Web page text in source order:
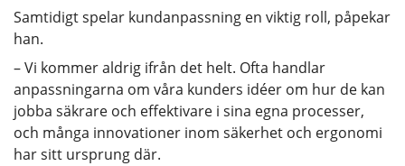
Samtidigt spelar kundanpassning en viktig roll, påpekar
han.
– Vi kommer aldrig ifrån det helt. Ofta handlar
anpassningarna om våra kunders idéer om hur de kan
jobba säkrare och effektivare i sina egna processer,
och många innovationer inom säkerhet och ergonomi
har sitt ursprung där.